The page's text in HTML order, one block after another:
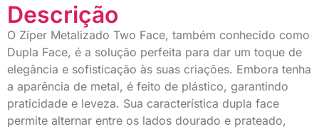
Descrição
O Zíper Metalizado Two Face, também conhecido como
Dupla Face, é a solução perfeita para dar um toque de
elegância e sofisticação às suas criações. Embora tenha
a aparência de metal, é feito de plástico, garantindo
praticidade e leveza. Sua característica dupla face
permite alternar entre os lados dourado e prateado,